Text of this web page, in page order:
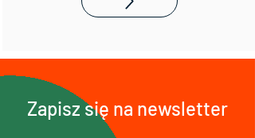
Zapisz się na newsletter